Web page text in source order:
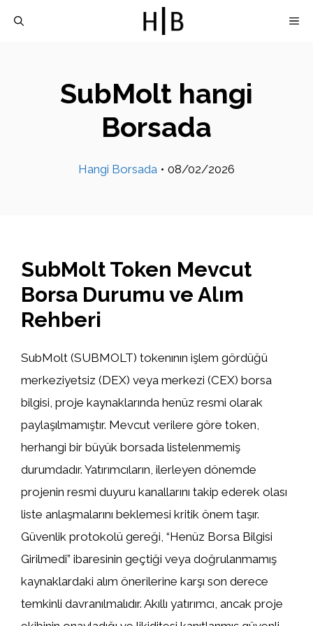
SubMolt hangi
Borsada
Hangi Borsada • 08/02/2026
SubMolt Token Mevcut
Borsa Durumu ve Alım
Rehberi
SubMolt (SUBMOLT) tokenının işlem gördüğü
merkeziyetsiz (DEX) veya merkezi (CEX) borsa
bilgisi, proje kaynaklarında henüz resmi olarak
paylaşılmamıştır. Mevcut verilere göre token,
herhangi bir büyük borsada listelenmemiş
durumdadır. Yatırımcıların, ilerleyen dönemde
projenin resmi duyuru kanallarını takip ederek olası
liste anlaşmalarını beklemesi kritik önem taşır.
Güvenlik protokolü gereği, “Henüz Borsa Bilgisi
Girilmedi” ibaresinin geçtiği veya doğrulanmamış
kaynaklardaki alım önerilerine karşı son derece
temkinli davranılmalıdır. Akıllı yatırımcı, ancak proje